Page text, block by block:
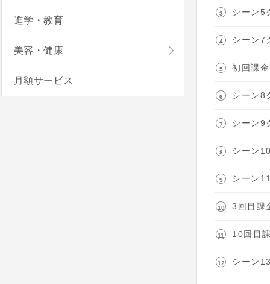
シーン5
シーン7
初回課金
シーン8
シーン9
シーン
シーン
3回目課
10回目
シーン
進学・教育
美容・健康
月額サービス